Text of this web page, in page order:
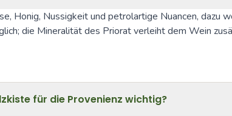
Nussigkeit und petrolartige Nuancen, dazu
die Mineralität des Priorat verleiht dem Wein
für die Provenienz wichtig?